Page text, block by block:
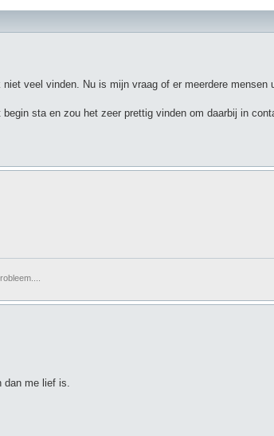
veel vinden. Nu is mijn vraag of er meerdere mensen
sta en zou het zeer prettig vinden om daarbij in
me lief is.